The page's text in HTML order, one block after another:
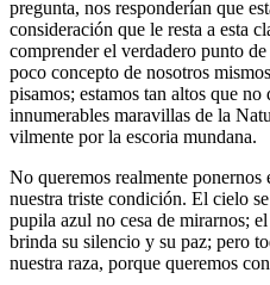
pregunta, nos responderían que
consideración que le resta a esta
comprender el verdadero punto
poco concepto de nosotros
pisamos; estamos tan altos que
innumerables maravillas de la
vilmente por la escoria mundana.
No queremos realmente ponernos
nuestra triste condición. El cielo
pupila azul no cesa de mirarnos;
brinda su silencio y su paz; pero
nuestra raza, porque queremos